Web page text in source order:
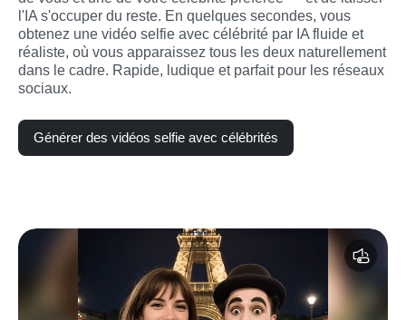
l'IA s'occuper du reste. En quelques secondes, vous
obtenez une vidéo selfie avec célébrité par IA fluide et
réaliste, où vous apparaissez tous les deux naturellement
dans le cadre. Rapide, ludique et parfait pour les réseaux
sociaux.
Générer des vidéos selfie avec célébrités